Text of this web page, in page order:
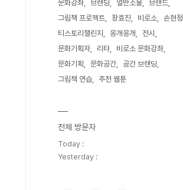
문화강좌
브랜딩 얼반소울
브랜드
그림책 프로젝트
장효진 비로소
손현정
티스토리챌린지
응개응개
전시
문화기획자
리타
비로소 문화강좌
문화기획
문화공간
공간 브랜딩
그림책 연습
추천 웹툰
전체 방문자
Today :
Yesterday :